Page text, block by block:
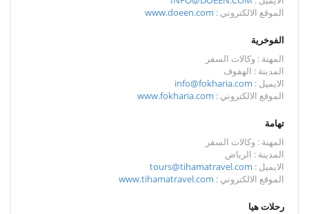
الموقع الالكتروني : www.doeen.com
الفوخرية
المهنة : وكالات السفر
المدينة : الهفوف
الايميل : info@fokharia.com
الموقع الالكتروني : www.fokharia.com
تهامة
المهنة : وكالات السفر
المدينة : الرياض
الايميل : tours@tihamatravel.com
الموقع الالكتروني : www.tihamatravel.com
رحلات هيا